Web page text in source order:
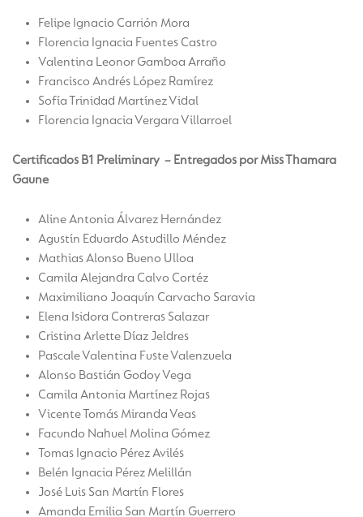
Felipe Ignacio Carrión Mora
Florencia Ignacia Fuentes Castro
Valentina Leonor Gamboa Arraño
Francisco Andrés López Ramírez
Sofía Trinidad Martínez Vidal
Florencia Ignacia Vergara Villarroel
Certificados B1 Preliminary – Entregados por Miss Thamara
Gaune
Aline Antonia Álvarez Hernández
Agustín Eduardo Astudillo Méndez
Mathias Alonso Bueno Ulloa
Camila Alejandra Calvo Cortéz
Maximiliano Joaquín Carvacho Saravia
Elena Isidora Contreras Salazar
Cristina Arlette Díaz Jeldres
Pascale Valentina Fuste Valenzuela
Alonso Bastián Godoy Vega
Camila Antonia Martínez Rojas
Vicente Tomás Miranda Veas
Facundo Nahuel Molina Gómez
Tomas Ignacio Pérez Avilés
Belén Ignacia Pérez Melillán
José Luis San Martín Flores
Amanda Emilia San Martín Guerrero